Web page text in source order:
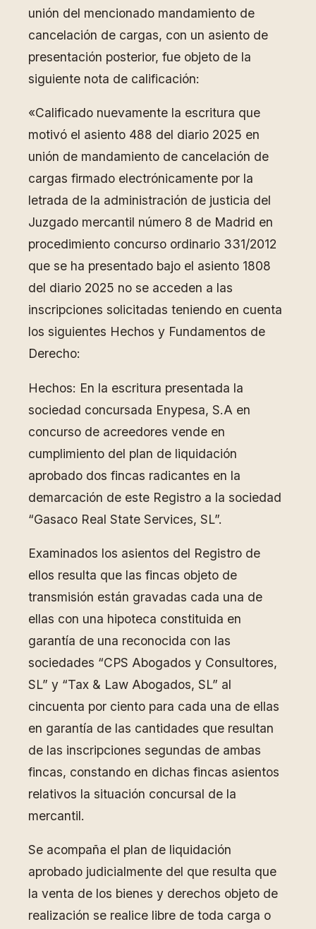
unión del mencionado mandamiento de
cancelación de cargas, con un asiento de
presentación posterior, fue objeto de la
siguiente nota de calificación:
«Calificado nuevamente la escritura que
motivó el asiento 488 del diario 2025 en
unión de mandamiento de cancelación de
cargas firmado electrónicamente por la
letrada de la administración de justicia del
Juzgado mercantil número 8 de Madrid en
procedimiento concurso ordinario 331/2012
que se ha presentado bajo el asiento 1808
del diario 2025 no se acceden a las
inscripciones solicitadas teniendo en cuenta
los siguientes Hechos y Fundamentos de
Derecho:
Hechos: En la escritura presentada la
sociedad concursada Enypesa, S.A en
concurso de acreedores vende en
cumplimiento del plan de liquidación
aprobado dos fincas radicantes en la
demarcación de este Registro a la sociedad
“Gasaco Real State Services, SL”.
Examinados los asientos del Registro de
ellos resulta que las fincas objeto de
transmisión están gravadas cada una de
ellas con una hipoteca constituida en
garantía de una reconocida con las
sociedades “CPS Abogados y Consultores,
SL” y “Tax & Law Abogados, SL” al
cincuenta por ciento para cada una de ellas
en garantía de las cantidades que resultan
de las inscripciones segundas de ambas
fincas, constando en dichas fincas asientos
relativos la situación concursal de la
mercantil.
Se acompaña el plan de liquidación
aprobado judicialmente del que resulta que
la venta de los bienes y derechos objeto de
realización se realice libre de toda carga o